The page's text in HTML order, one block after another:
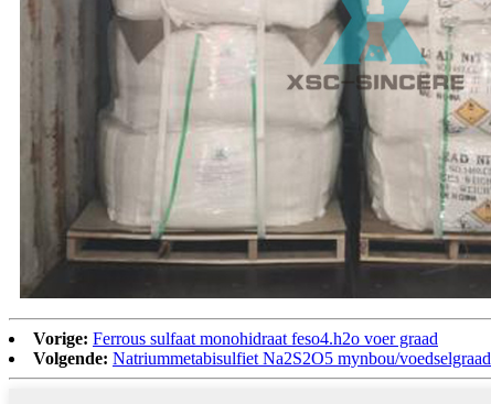
Vorige: Ferrous sulfaat monohidraat feso4.h2o voer graad
Volgende: Natriummetabisulfiet Na2S2O5 mynbou/voedselgraad